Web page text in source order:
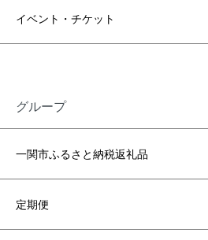
イベント・チケット
グループ
一関市ふるさと納税返礼品
定期便